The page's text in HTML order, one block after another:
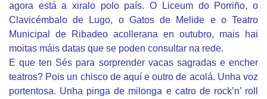
agora está a xiralo polo país. O Liceum do Porriño, o
Clavicémbalo de Lugo, o Gatos de Melide e o Teatro
Municipal de Ribadeo acollerana en outubro, mais hai
moitas máis datas que se poden consultar na rede.
E que ten Sés para sorprender vacas sagradas e encher
teatros? Pois un chisco de aquí e outro de acolá. Unha voz
portentosa. Unha pinga de milonga e catro de rock’n’ roll